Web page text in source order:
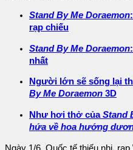
Stand By Me Doraemon
rạp chiếu
Stand By Me Doraemon
nhất
Người lớn sẽ sống lại
By Me Doraemon 3D
Như hơi thở củaStand
hứa về hoa hướng
Ngày 1/6, Quốc tế thiếu nhi,